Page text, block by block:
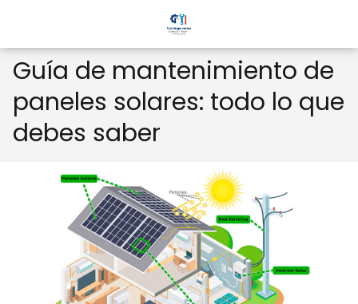
Guía de mantenimiento de
paneles solares: todo lo que
debes saber